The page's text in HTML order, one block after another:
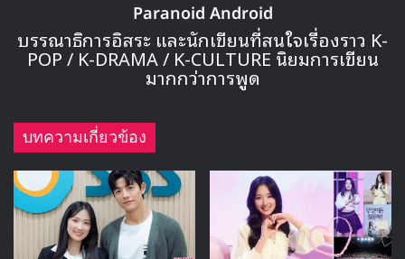
🎙GYUBIN ปลื้มเมืองไทยขนาดไหน? ถึงกลับมาถ่าย
MV เพลงใหม่ LIKE U 100 ที่กรุงเทพ
ก่อนหน้านี้เมื่อวันที่ 4 มิถุนายน บริษัทผู้ผลิต CJ ENM ได้ยืนยัน
ว่าทีมงานและนักแสดงของ Lovely Runner จะเดินทางไป
ภูเก็ต ประเทศไทย สำหรับทริปรางวัลนี้ที่มอบให้กับทีมงานและ
นักแสดงที่ช่วยกันสร้างความสำเร็จให้กับซีรีส์เรื่องนี้ที่เพิ่งออก
อากาศจบลงเมื่อวันที่ 28 พฤษภาคมที่ผ่านมา
Paranoid Android
บรรณาธิการอิสระ และนักเขียนที่สนใจเรื่องราว K-
POP / K-DRAMA / K-CULTURE นิยมการเขียน
มากกว่าการพูด
บทความเกี่ยวข้อง